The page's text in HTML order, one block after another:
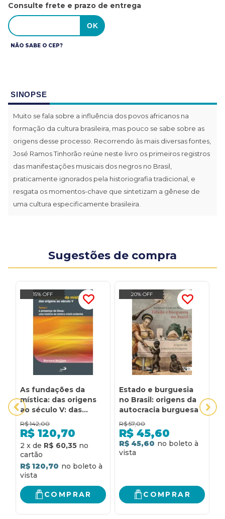
Consulte frete e prazo de entrega
NÃO SABE O CEP?
SINOPSE
Muito se fala sobre a influência dos povos africanos na
formação da cultura brasileira, mas pouco se sabe sobre as
origens desse processo. Recorrendo às mais diversas fontes,
José Ramos Tinhorão reúne neste livro os primeiros registros
das manifestações musicais dos negros no Brasil,
praticamente ignorados pela historiografia tradicional, e
resgata os momentos-chave que sintetizam a gênese de
uma cultura especificamente brasileira.
Sugestões de compra
15% OFF
As fundações da
mística: das origens
ao século V: das
origens ao século V
R$ 142,00
R$ 120,70
2 x de R$ 60,35
R$ 120,70
COMPRAR
20% OFF
Estado e burguesia
no Brasil: origens da
autocracia burguesa
R$ 57,00
R$ 45,60
R$ 45,60
COMPRAR